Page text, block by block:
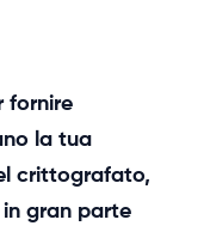
fornire
la tua
crittografato,
gran parte